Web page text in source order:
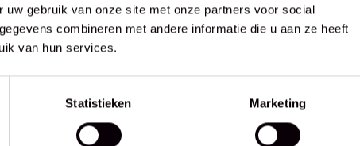
gebruik van onze site met onze partners voor social
combineren met andere informatie die u aan ze heeft
van hun services.
Statistieken Marketing